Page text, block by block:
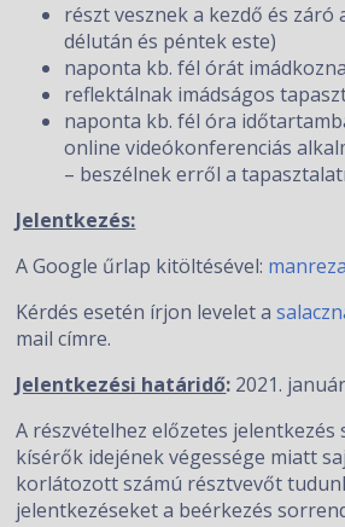
részt vesznek a kezdő és záró
délután és péntek este)
naponta kb. fél órát
reflektálnak imádságos
naponta kb. fél óra
online videókonferenciás
– beszélnek erről a
Jelentkezés:
A Google űrlap kitöltésével:
Kérdés esetén írjon levelet a
mail címre.
Jelentkezési határidő: 2021.
A részvételhez előzetes jelentkezés
kísérők idejének végessége miatt
korlátozott számú résztvevőt
jelentkezéseket a beérkezés